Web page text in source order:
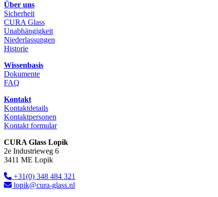
Über uns
Sicherheit
CURA Glass
Unabhängigkeit
Niederlassungen
Historie
Wissenbasis
Dokumente
FAQ
Kontakt
Kontaktdetails
Kontaktpersonen
Kontakt formular
CURA Glass Lopik
2e Industrieweg 6
3411 ME Lopik
+31(0) 348 484 321
lopik@cura-glass.nl